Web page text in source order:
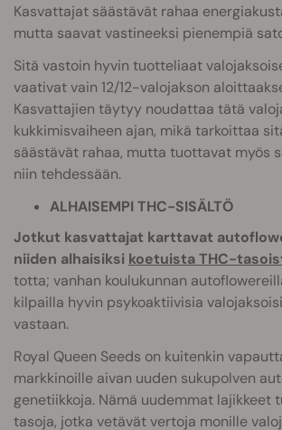
Kasvattajat säästävät rahaa
mutta saavat vastineeksi pienempiä
Sitä vastoin hyvin tuotteliaat
vaativat vain 12/12-valojakson
Kasvattajien täytyy noudattaa tätä
kukkimisvaiheen ajan, mikä tarkoittaa
säästävät rahaa, mutta tuottavat myös
niin tehdessään.
ALHAISEMPI THC-SISÄLTÖ
Jotkut kasvattajat karttavat
niiden alhaisiksi koetuista THC-
totta; vanhan koulukunnan
kilpailla hyvin psykoaktiivisia
vastaan.
Royal Queen Seeds on kuitenkin
markkinoille aivan uuden sukupolven
genetiikkoja. Nämä uudemmat lajikkeet
tasoja, jotka vetävät vertoja monille